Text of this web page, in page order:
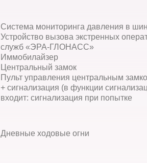
Система мониторинга давления в
Устройство вызова экстренных
служб «ЭРА-ГЛОНАСС»
Иммобилайзер
Центральный замок
Пульт управления центральным
+ сигнализация (в функции
входит: сигнализация при попытке
Дневные ходовые огни